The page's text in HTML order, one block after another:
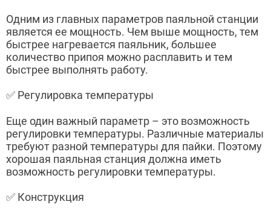
Одним из главных параметров паяльной станции
является ее мощность. Чем выше мощность, тем
быстрее нагревается паяльник, большее
количество припоя можно расплавить и тем
быстрее выполнять работу.
✅ Регулировка температуры
Еще один важный параметр – это возможность
регулировки температуры. Различные материалы
требуют разной температуры для пайки. Поэтому
хорошая паяльная станция должна иметь
возможность регулировки температуры.
✅ Конструкция